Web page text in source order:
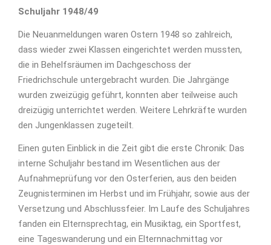
Schuljahr 1948/49
Die Neuanmeldungen waren Ostern 1948 so zahlreich,
dass wieder zwei Klassen eingerichtet werden mussten,
die in Behelfsräumen im Dachgeschoss der
Friedrichschule untergebracht wurden. Die Jahrgänge
wurden zweizügig geführt, konnten aber teilweise auch
dreizügig unterrichtet werden. Weitere Lehrkräfte wurden
den Jungenklassen zugeteilt.
Einen guten Einblick in die Zeit gibt die erste Chronik: Das
interne Schuljahr bestand im Wesentlichen aus der
Aufnahmeprüfung vor den Osterferien, aus den beiden
Zeugnisterminen im Herbst und im Frühjahr, sowie aus der
Versetzung und Abschlussfeier. Im Laufe des Schuljahres
fanden ein Elternsprechtag, ein Musiktag, ein Sportfest,
eine Tageswanderung und ein Elternnachmittag vor